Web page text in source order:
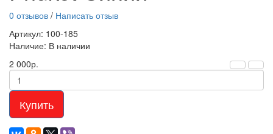
0 отзывов / Написать отзыв
Артикул: 100-185
Наличие: В наличии
2 000р.
Купить